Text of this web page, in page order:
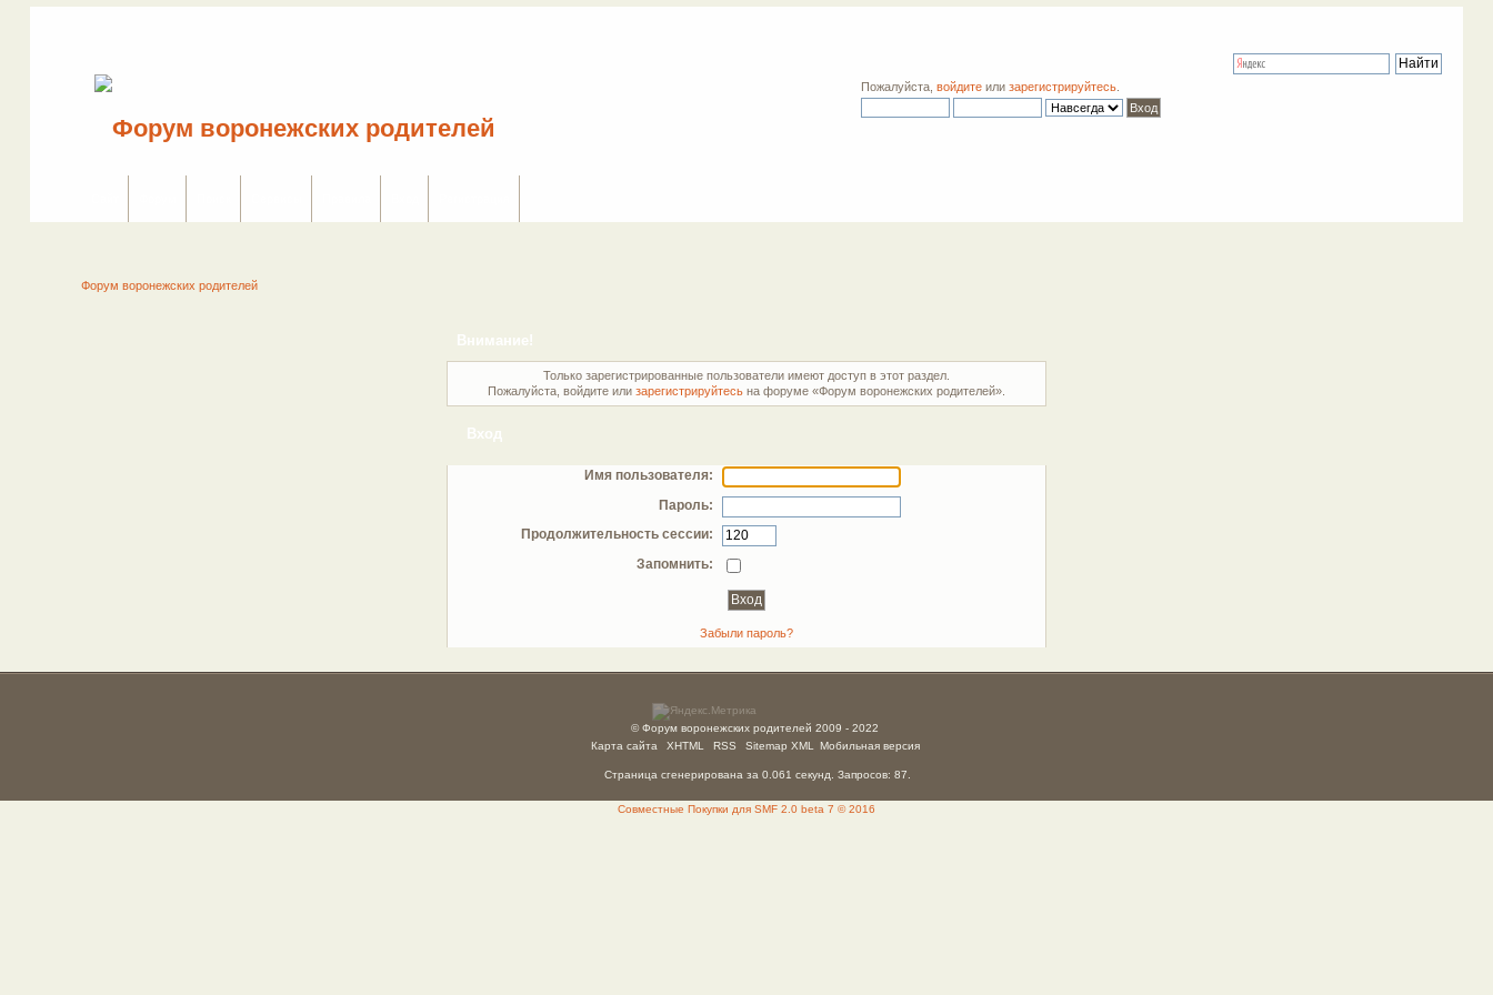
Пожалуйста,войдите илизарегистрируйтесь
Форум воронежских родителей
Внимание!
Только зарегистрированные пользователи имеют доступ в этот раздел.
Пожалуйста, войдите или зарегистрируйтесь на форуме «Форум воронежских родителей».
Вход
Имя пользователя:
Пароль:
Продолжительность сессии:
Запомнить:
Забыли пароль?
© Форум воронежских родителей 2009 - 2022
Карта сайта
XHTML RSS Sitemap XML Мобильная версия
Страница сгенерирована за 0.061 секунд. Запросов: 87.
Совместные Покупки для SMF 2.0 beta 7 © 2016